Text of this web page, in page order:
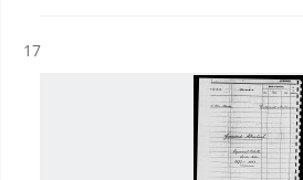
Résultat n°
17